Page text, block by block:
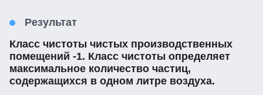
Результат
Класс чистоты чистых производственных
помещений -1. Класс чистоты определяет
максимальное количество частиц,
содержащихся в одном литре воздуха.